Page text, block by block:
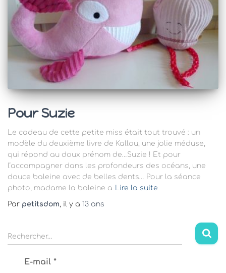
Pour Suzie
Le cadeau de cette petite miss était tout trouvé : un
modèle du deuxième livre de Kallou, une jolie méduse,
qui répond au doux prénom de…Suzie ! Et pour
l’accompagner dans les profondeurs des océans, une
douce baleine avec de belles dents… Pour la séance
photo, madame la baleine a
Lire la suite
Par petitsdom, il y a 13 ans
R
e
Rechercher…
E-mail *